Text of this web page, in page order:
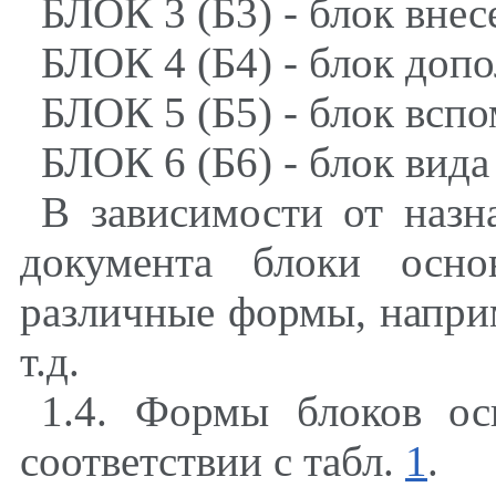
БЛОК 3 (Б3) - блок
БЛОК 4 (Б4) - блок
БЛОК 5 (Б5) - блок
БЛОК 6 (Б6) - блок вида
В зависимости от
документа блоки
различные формы,
т.д.
1.4. Формы блоков
соответствии с табл. 1.